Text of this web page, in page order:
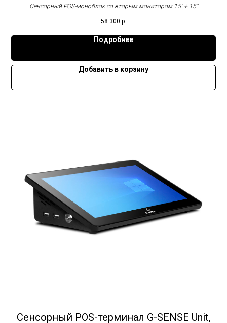
Сенсорный POS-моноблок со вторым монитором 15" + 15"
58 300 р.
Подробнее
Добавить в корзину
Сенсорный POS-терминал G-SENSE Unit,